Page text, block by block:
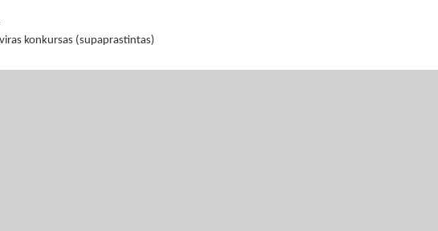
konkursas (supaprastintas)